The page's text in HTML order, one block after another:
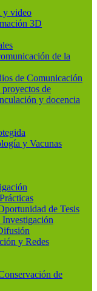
y video
3D
de la
de Comunicación
de
y docencia
y Vacunas
de Tesis
Investigación
y Redes
de